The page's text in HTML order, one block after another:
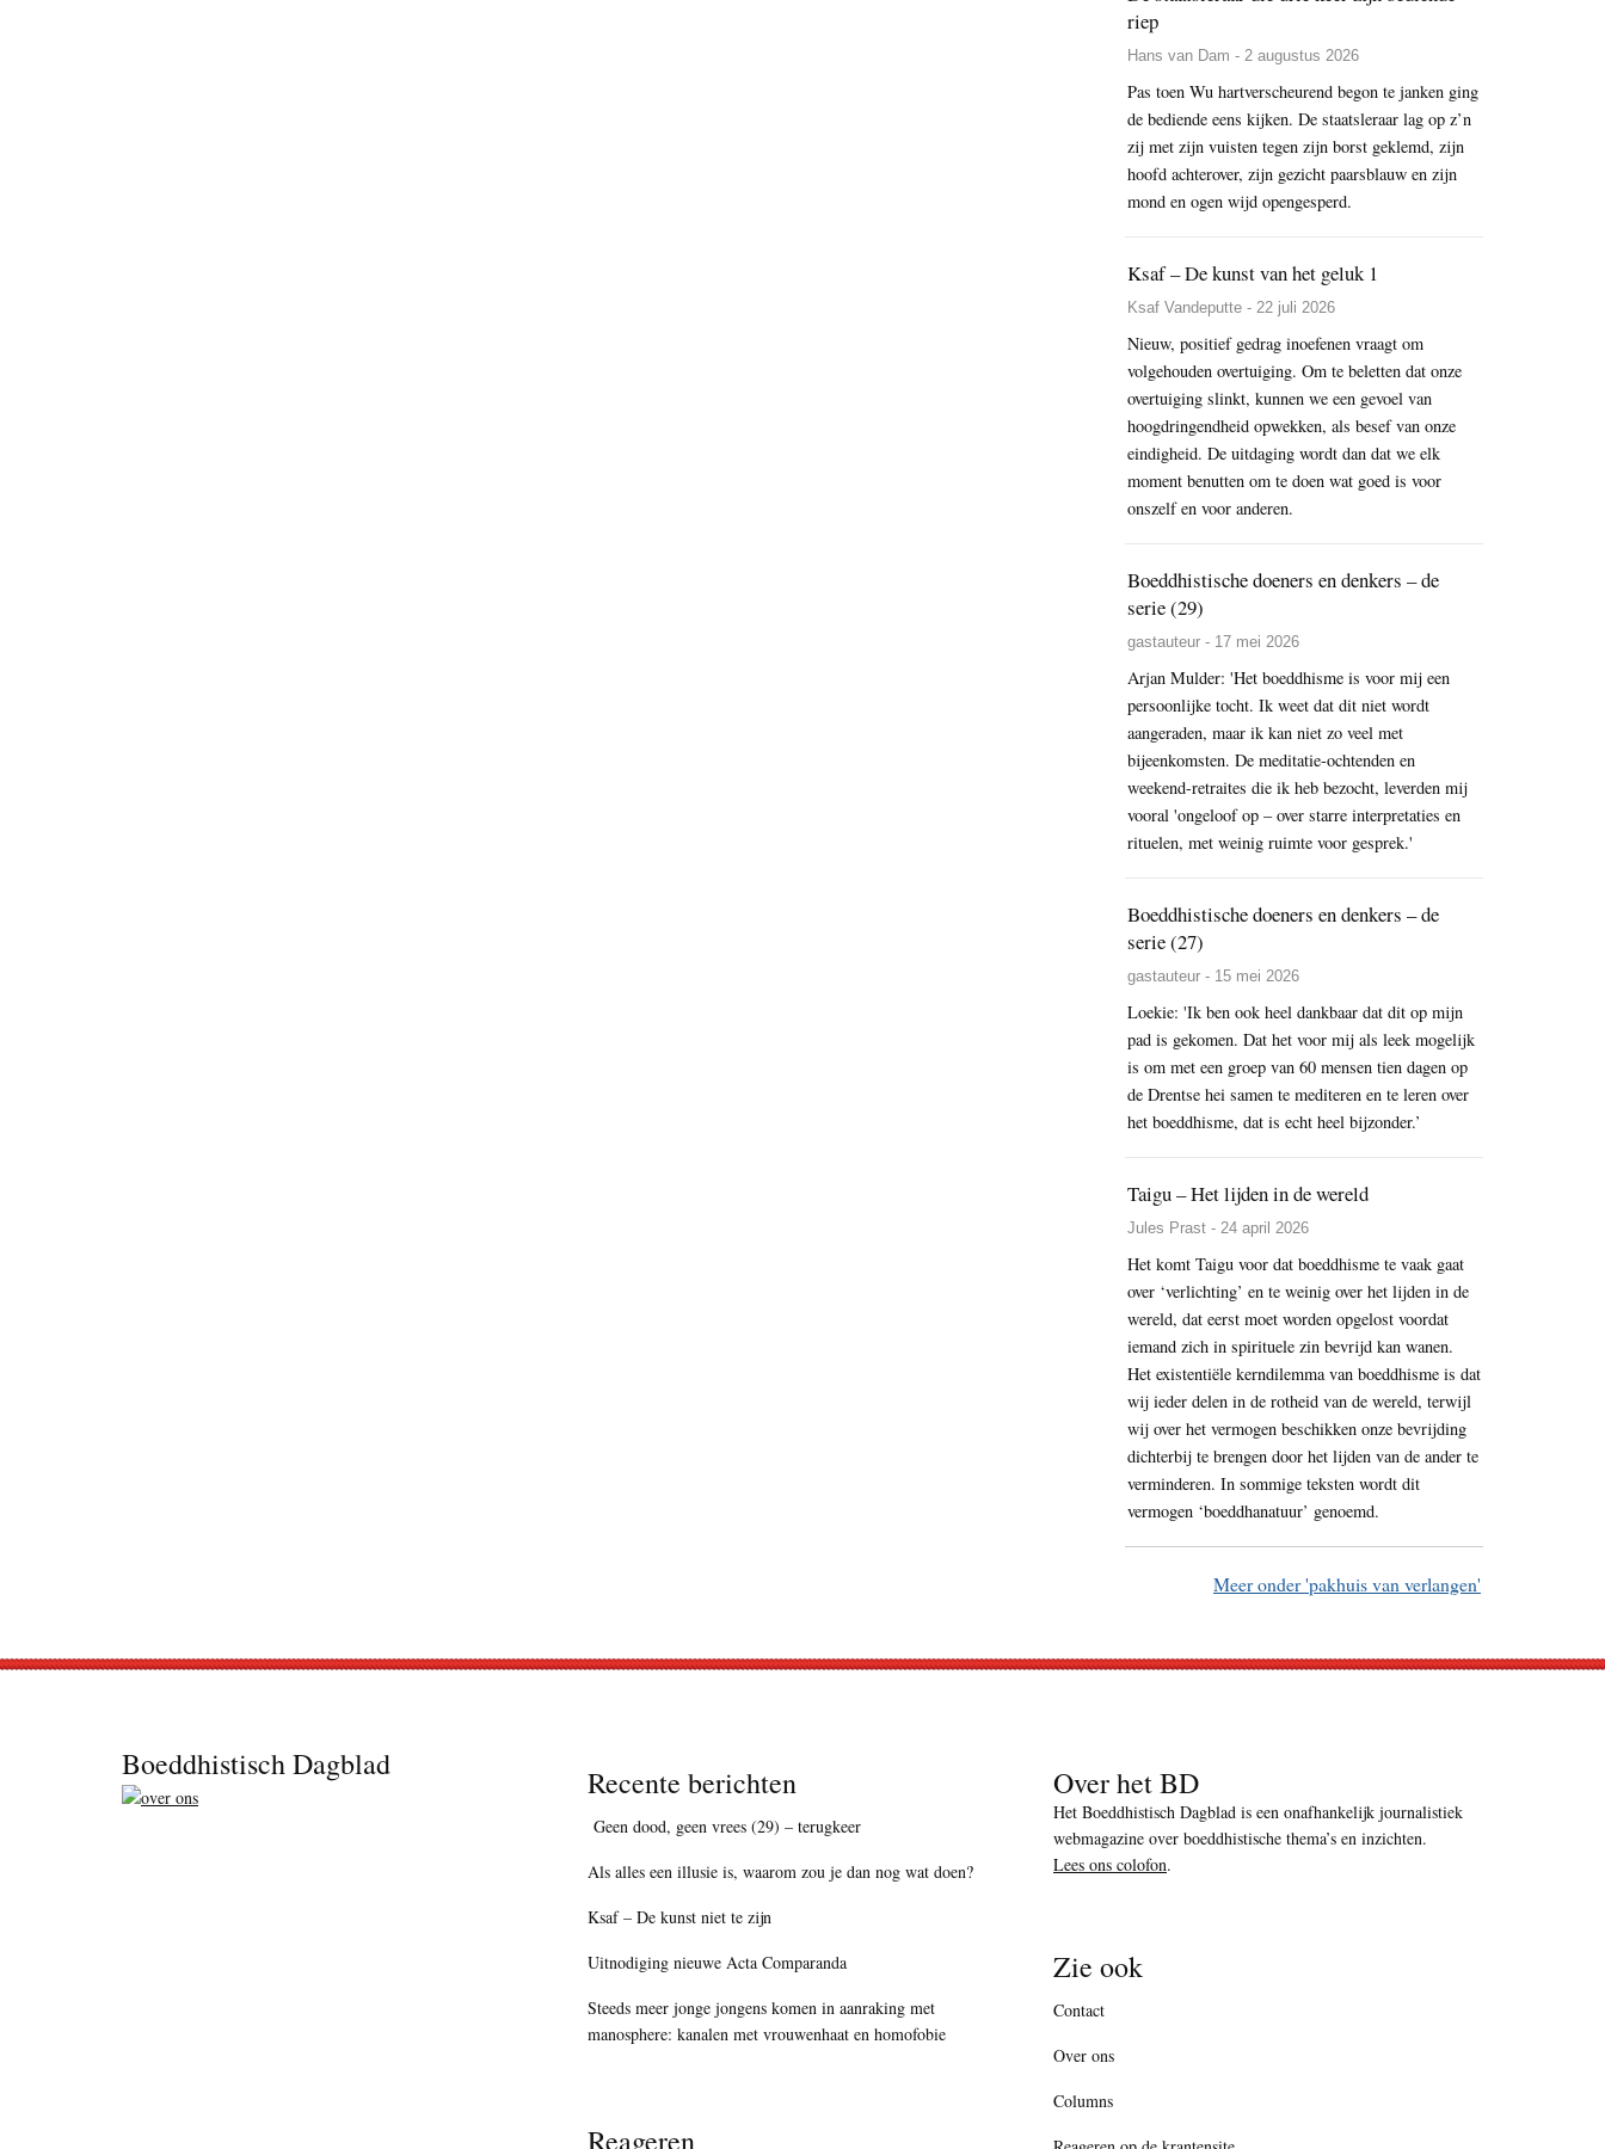
riep
Hans van Dam - 2 augustus 2026
Pas toen Wu hartverscheurend begon te janken ging
de bediende eens kijken. De staatsleraar lag op z’n
zij met zijn vuisten tegen zijn borst geklemd, zijn
hoofd achterover, zijn gezicht paarsblauw en zijn
mond en ogen wijd opengesperd.
Ksaf – De kunst van het geluk 1
Ksaf Vandeputte - 22 juli 2026
Nieuw, positief gedrag inoefenen vraagt om
volgehouden overtuiging. Om te beletten dat onze
overtuiging slinkt, kunnen we een gevoel van
hoogdringendheid opwekken, als besef van onze
eindigheid. De uitdaging wordt dan dat we elk
moment benutten om te doen wat goed is voor
onszelf en voor anderen.
Boeddhistische doeners en denkers – de
serie (29)
gastauteur - 17 mei 2026
Arjan Mulder: 'Het boeddhisme is voor mij een
persoonlijke tocht. Ik weet dat dit niet wordt
aangeraden, maar ik kan niet zo veel met
bijeenkomsten. De meditatie-ochtenden en
weekend-retraites die ik heb bezocht, leverden mij
vooral 'ongeloof op – over starre interpretaties en
rituelen, met weinig ruimte voor gesprek.'
Boeddhistische doeners en denkers – de
serie (27)
gastauteur - 15 mei 2026
Loekie: 'Ik ben ook heel dankbaar dat dit op mijn
pad is gekomen. Dat het voor mij als leek mogelijk
is om met een groep van 60 mensen tien dagen op
de Drentse hei samen te mediteren en te leren over
het boeddhisme, dat is echt heel bijzonder.’
Taigu – Het lijden in de wereld
Jules Prast - 24 april 2026
Het komt Taigu voor dat boeddhisme te vaak gaat
over ‘verlichting’ en te weinig over het lijden in de
wereld, dat eerst moet worden opgelost voordat
iemand zich in spirituele zin bevrijd kan wanen.
Het existentiële kerndilemma van boeddhisme is dat
wij ieder delen in de rotheid van de wereld, terwijl
wij over het vermogen beschikken onze bevrijding
dichterbij te brengen door het lijden van de ander te
verminderen. In sommige teksten wordt dit
vermogen ‘boeddhanatuur’ genoemd.
Meer onder 'pakhuis van verlangen'
Boeddhistisch Dagblad Recente berichten
Geen dood, geen vrees (29) – terugkeer
Als alles een illusie is, waarom zou je dan nog wat doen?
Ksaf – De kunst niet te zijn
Uitnodiging nieuwe Acta Comparanda
Steeds meer jonge jongens komen in aanraking met
manosphere: kanalen met vrouwenhaat en homofobie
Reageren
Over het BD
Het Boeddhistisch Dagblad is een onafhankelijk journalistiek
webmagazine over boeddhistische thema’s en inzichten.
Lees ons colofon.
Zie ook
Contact
Over ons
Columns